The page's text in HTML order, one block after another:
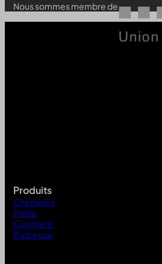
Nous sommes membre de
Produits
Cheminée
Poêle
Cuisinière
Barbecue